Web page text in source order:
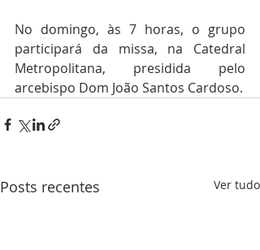
No domingo, às 7 horas, o grupo
participará da missa, na Catedral
Metropolitana, presidida pelo
Posts recentes Ver tudo